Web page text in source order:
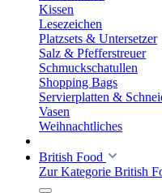
Kissen
Lesezeichen
Platzsets & Untersetzer
Salz & Pfefferstreuer
Schmuckschatullen
Shopping Bags
Servierplatten &
Vasen
Weihnachtliches
British Food
Zur Kategorie British